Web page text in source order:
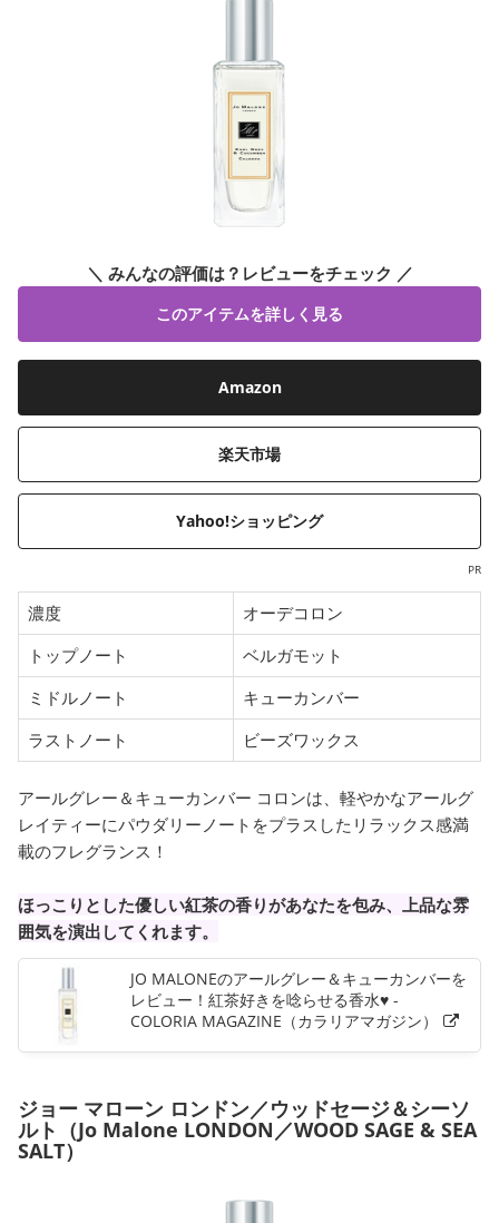
＼ みんなの評価は？レビューをチェック ／
このアイテムを詳しく見る
Amazon
楽天市場
Yahoo!ショッピング
PR
濃度
オーデコロン
トップノート
ベルガモット
ミドルノート
キューカンバー
ラストノート
ビーズワックス
アールグレー＆キューカンバー コロンは、軽やかなアールグ
レイティーにパウダリーノートをプラスしたリラックス感満
載のフレグランス！
ほっこりとした優しい紅茶の香りがあなたを包み、上品な雰
囲気を演出してくれます。
JO MALONEのアールグレー＆キューカンバーを
レビュー！紅茶好きを唸らせる香水♥ -
COLORIA MAGAZINE（カラリアマガジン）
ジョー マローン ロンドン／ウッドセージ＆シーソ
ルト（Jo Malone LONDON／WOOD SAGE & SEA
SALT）